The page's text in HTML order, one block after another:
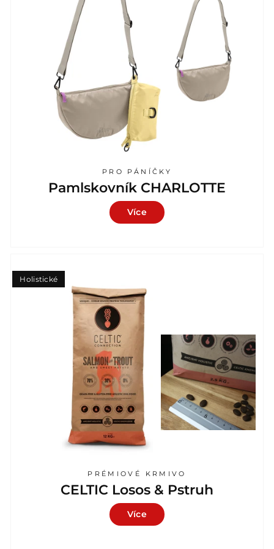
PRO PÁNÍČKY
Pamlskovník CHARLOTTE
Více
PRÉMIOVÉ KRMIVO
CELTIC Losos & Pstruh
Více
Holistické